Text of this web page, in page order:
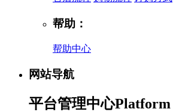
帮助：
帮助中心
网站导航
平台管理中心Platform